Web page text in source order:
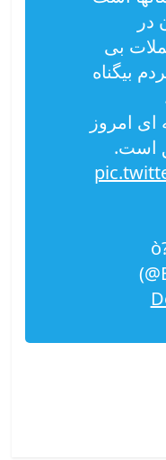
بی
بیگناه
ای امروز
است.
—